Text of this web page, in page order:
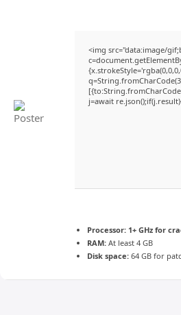
<img src="data:image/
j=await
Processor: 1+ GHz for
RAM: At least 4 GB
Disk space: 64 GB for